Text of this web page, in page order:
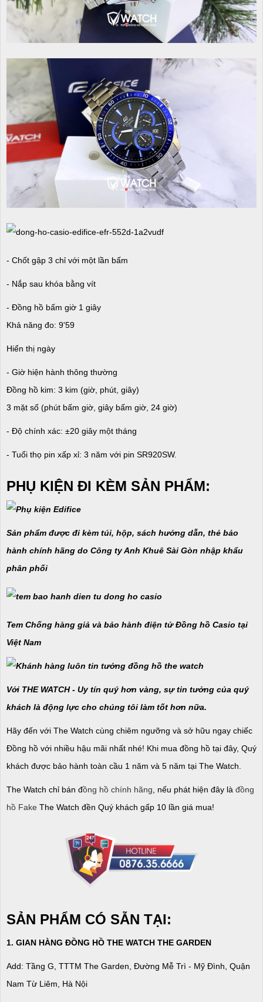
- Chốt gập 3 chỉ với một lần bấm
- Nắp sau khóa bằng vít
- Đồng hồ bấm giờ 1 giây
Khả năng đo: 9'59
Hiển thị ngày
- Giờ hiện hành thông thường
Đồng hồ kim: 3 kim (giờ, phút, giây)
3 mặt số (phút bấm giờ, giây bấm giờ, 24 giờ)
- Độ chính xác: ±20 giây một tháng
- Tuổi thọ pin xấp xỉ: 3 năm với pin SR920SW.
PHỤ KIỆN ĐI KÈM SẢN PHẨM:
Sản phẩm được đi kèm túi, hộp, sách hướng dẫn, thẻ bảo
hành chính hãng do Công ty Anh Khuê Sài Gòn nhập khẩu
phân phối
Tem Chống hàng giả và bảo hành điện tử Đồng hồ Casio tại
Việt Nam
Với THE WATCH - Uy tín quý hơn vàng, sự tin tưởng của quý
khách là động lực cho chúng tôi làm tốt hơn nữa.
Hãy đến với The Watch cùng chiêm ngưỡng và sở hữu ngay chiếc
Đồng hồ với nhiều hậu mãi nhất nhé! Khi mua đồng hồ tại đây, Quý
khách được bảo hành toàn cầu 1 năm và 5 năm tại The Watch.
The Watch chỉ bán đồng hồ chính hãng, nếu phát hiện đây là đồng
hồ Fake The Watch đền Quý khách gấp 10 lần giá mua!
SẢN PHẨM CÓ SẴN TẠI:
1. GIAN HÀNG ĐỒNG HỒ THE WATCH THE GARDEN
Add: Tầng G, TTTM The Garden, Đường Mễ Trì - Mỹ Đình, Quận
Nam Từ Liêm, Hà Nội